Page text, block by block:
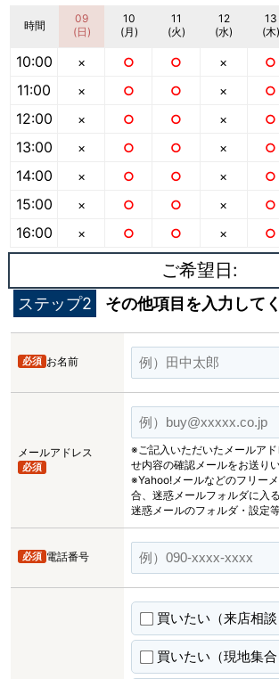
時間
10:00
11:00
12:00
13:00
14:00
15:00
16:00
09
(日)
×
×
×
×
×
×
×
10
(月)
○
○
○
○
○
○
○
11
(火)
○
○
○
○
○
○
○
12
(水)
×
×
×
×
×
×
×
13
(木)
○
○
○
○
○
○
○
ご希望日:
ステップ2 その他項目を入力して
お名前
必須
メールアドレス
必須
※ご記入いただいたメールア
せ内容の確認メールをお送りい
※Yahoo!メールなどのフリー
合、迷惑メールフォルダに入
迷惑メールのフォルダ・設定
電話番号
必須
買いたい（来店相談
買いたい（現地集合